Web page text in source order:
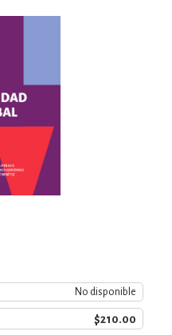
No disponible
$210.00